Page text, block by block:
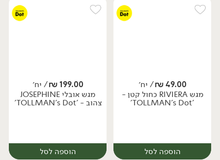
יח׳ יח׳
49.00
₪/ יח׳
מגש RIVIERA כחול קטן -
'TOLLMAN's Dot'
הוספה לסל
199.00
₪/ יח׳
מגש אובלי JOSEPHINE
צהוב - 'TOLLMAN's Dot'
הוספה לסל